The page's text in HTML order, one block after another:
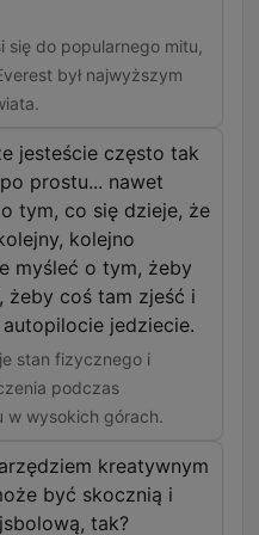
się do popularnego mitu,
był najwyższym
jesteście często tak
prostu... nawet
tym, co się dzieje, że
kolejno
myśleć o tym, żeby
coś tam zjeść i
jedziecie.
stan fizycznego i
podczas
w wysokich górach.
kreatywnym
być skocznią i
tak?